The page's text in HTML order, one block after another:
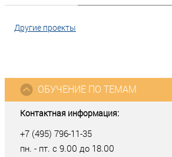
Другие проекты
Контактная информация:
+7 (495) 796-11-35
пн. - пт. с 9.00 до 18.00
ОБУЧЕНИЕ ПО ТЕМАМ